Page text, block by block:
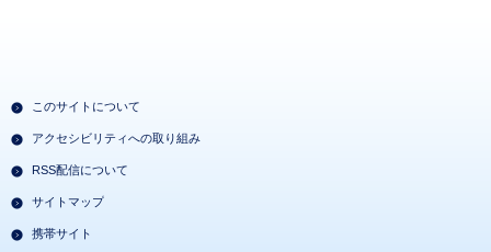
このサイトについて
アクセシビリティへの取り組み
RSS配信について
サイトマップ
携帯サイト